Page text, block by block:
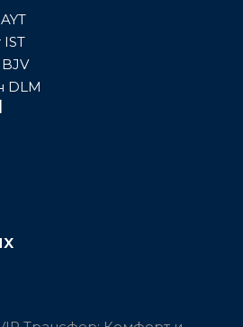
DLM